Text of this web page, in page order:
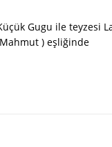
Gugu ile teyzesi
) eşliğinde